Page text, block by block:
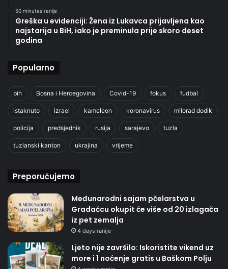
50 minutes ranije
Greška u evidenciji: Žena iz Lukavca prijavljena kao
najstarija u BiH, iako je preminula prije skoro deset
godina
Popularno
bih Bosna i Hercegovina Covid-19 fokus fudbal
istaknuto izrael kameleon koronavirus milorad dodik
policija predsjednik rusija sarajevo tuzla
tuzlanski kanton ukrajina vrijeme
Preporučujemo
Međunarodni sajam pčelarstva u
Gradačcu okupit će više od 20 izlagača
iz pet zemalja
4 days ranije
Ljeto nije završilo: Iskoristite vikend uz
more i 1 noćenje gratis u Baškom Polju